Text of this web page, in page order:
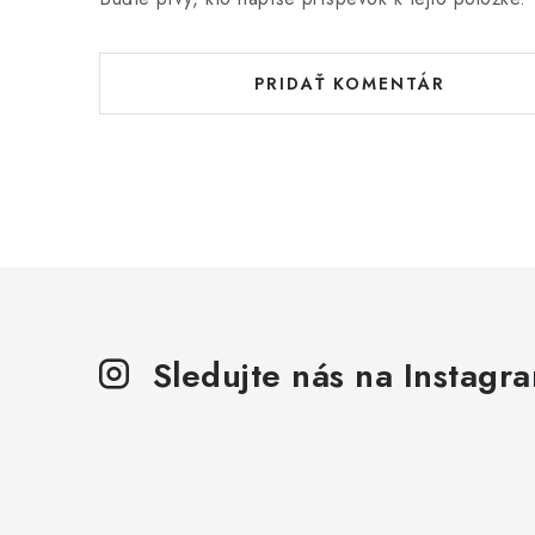
PRIDAŤ KOMENTÁR
Sledujte nás na